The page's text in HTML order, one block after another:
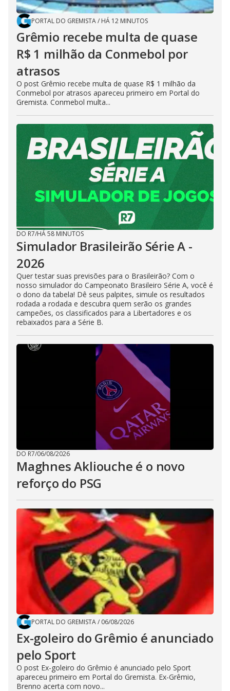
PORTAL DO GREMISTA/ HÁ 12 MINUTOS
Grêmio recebe multa de quase
R$ 1 milhão da Conmebol por
atrasos
O post Grêmio recebe multa de quase R$ 1 milhão da
Conmebol por atrasos apareceu primeiro em Portal do
Gremista. Conmebol multa...
DO R7/HÁ 58 MINUTOS
Simulador Brasileirão Série A -
2026
Quer testar suas previsões para o Brasileirão? Com o
nosso simulador do Campeonato Brasileiro Série A, você é
o dono da tabela! Dê seus palpites, simule os resultados
rodada a rodada e descubra quem serão os grandes
campeões, os classificados para a Libertadores e os
rebaixados para a Série B.
DO R7/06/08/2026
Maghnes Akliouche é o novo
reforço do PSG
PORTAL DO GREMISTA/ 06/08/2026
Ex-goleiro do Grêmio é anunciado
pelo Sport
O post Ex-goleiro do Grêmio é anunciado pelo Sport
apareceu primeiro em Portal do Gremista. Ex-Grêmio,
Brenno acerta com novo...